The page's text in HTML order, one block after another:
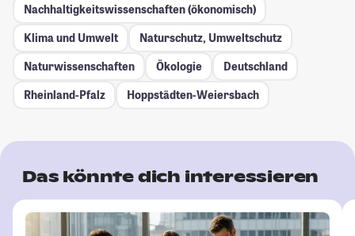
Nachhaltigkeitswissenschaften (ökonomisch)
Klima und Umwelt
Naturschutz, Umweltschutz
Naturwissenschaften
Ökologie
Deutschland
Rheinland-Pfalz
Hoppstädten-Weiersbach
Das könnte dich interessieren